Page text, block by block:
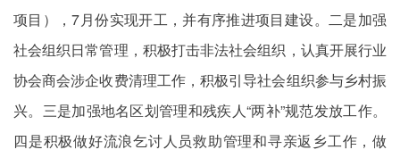
项目），7月份实现开工，并有序推进项目建设。二是加强
社会组织日常管理，积极打击非法社会组织，认真开展行业
协会商会涉企收费清理工作，积极引导社会组织参与乡村振
兴。三是加强地名区划管理和残疾人“两补”规范发放工作。
四是积极做好流浪乞讨人员救助管理和寻亲返乡工作，做